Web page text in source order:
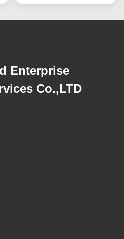
Enterprise
Co.,LTD